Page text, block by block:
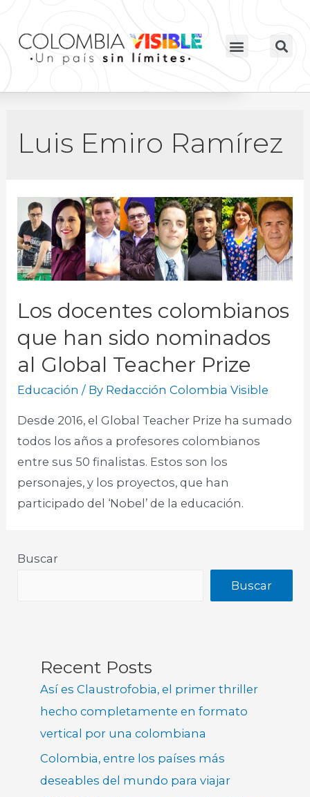
Luis Emiro Ramírez
Los docentes colombianos
que han sido nominados
al Global Teacher Prize
Educación / By Redacción Colombia Visible
Desde 2016, el Global Teacher Prize ha sumado
todos los años a profesores colombianos
entre sus 50 finalistas. Estos son los
personajes, y los proyectos, que han
participado del ‘Nobel’ de la educación.
Buscar
Buscar
Recent Posts
Así es Claustrofobia, el primer thriller
hecho completamente en formato
vertical por una colombiana
Colombia, entre los países más
deseables del mundo para viajar